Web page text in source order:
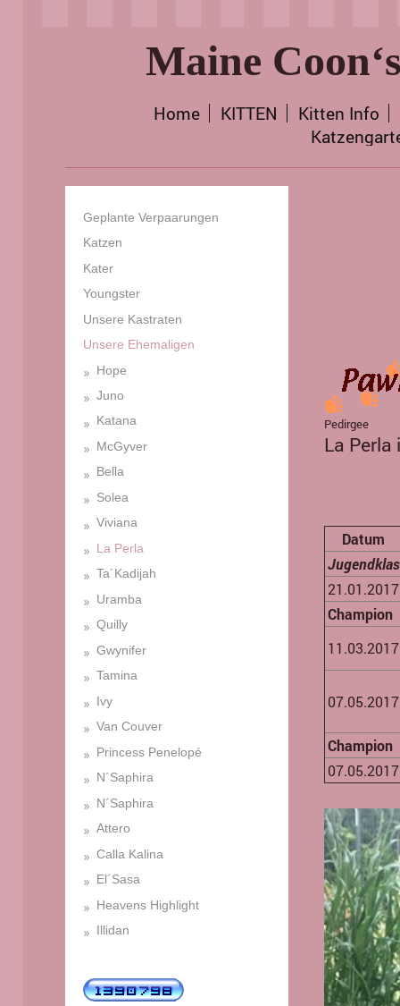
Maine
Home KITTEN Kitten Info
Pedirgee
La
Datum
21.01.2017
Champion
11.03.2017
07.05.2017
Champion
07.05.2017
Geplante Verpaarungen
Katzen
Kater
Youngster
Unsere Kastraten
Unsere Ehemaligen
Hope
Juno
Katana
McGyver
Bella
Solea
Viviana
La Perla
Ta´Kadijah
Uramba
Quilly
Gwynifer
Tamina
Ivy
Van Couver
Princess Penelopé
N´Saphira
N´Saphira
Attero
Calla Kalina
El´Sasa
Heavens Highlight
Illidan